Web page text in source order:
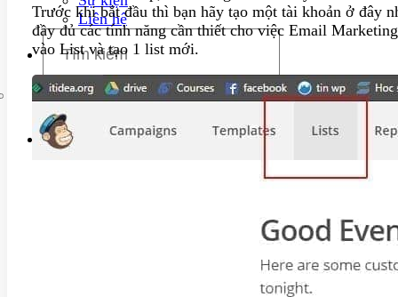
Liên hệ
Trước khi bắt đầu thì bạn hãy tạo một tài khoản ở đây
đầy đủ các tính năng cần thiết cho việc Email
vào List và tạo 1 list mới.